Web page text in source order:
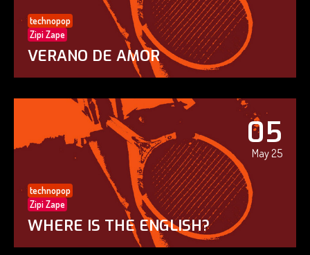
technopop
Zipi Zape
VERANO DE AMOR
05
May 25
technopop
Zipi Zape
WHERE IS THE ENGLISH?